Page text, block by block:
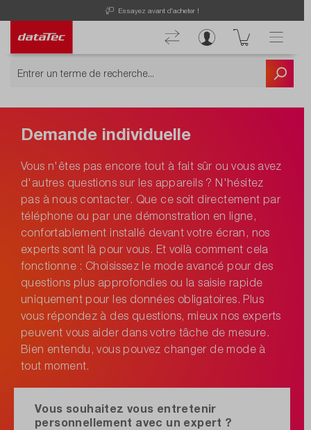
Essayez avant d'acheter !
Demande individuelle
Vous n'êtes pas encore tout à fait sûr ou vous avez
d'autres questions sur les appareils ? N'hésitez
pas à nous contacter. Que ce soit directement par
téléphone ou par une démonstration en ligne,
confortablement installé devant votre écran, nos
experts sont là pour vous. Et voilà comment cela
fonctionne : Choisissez le mode avancé pour des
questions plus approfondies ou la saisie rapide
uniquement pour les données obligatoires. Plus
vous répondez à des questions, mieux nos experts
peuvent vous aider dans votre tâche de mesure.
Bien entendu, vous pouvez changer de mode à
tout moment.
Vous souhaitez vous entretenir
personnellement avec un expert ?